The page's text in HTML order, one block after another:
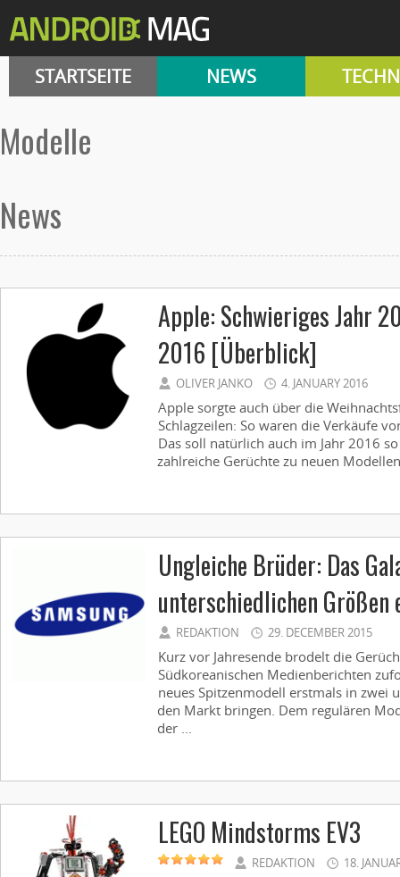
STARTSEITE NEWS
Modelle
News
Apple: Schwieriges Jahr
2016 [Überblick]
OLIVER JANKO 4. JANUARY 2016
Apple sorgte auch über die
Schlagzeilen: So waren die Verkäufe
Das soll natürlich auch im Jahr 2016
zahlreiche Gerüchte zu neuen
Ungleiche Brüder: Das
unterschiedlichen Größen
REDAKTION 29. DECEMBER 2015
Kurz vor Jahresende brodelt die
Südkoreanischen Medienberichten
neues Spitzenmodell erstmals in zwei
den Markt bringen. Dem regulären
der ...
LEGO Mindstorms EV3
REDAKTION 18.